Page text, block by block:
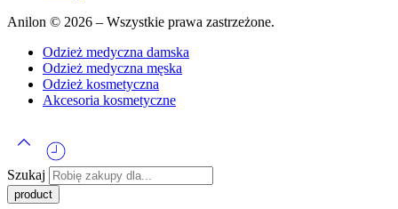
Anilon © 2026 – Wszystkie prawa zastrzeżone.
Odzież medyczna damska
Odzież medyczna męska
Odzież kosmetyczna
Akcesoria kosmetyczne
Szukaj